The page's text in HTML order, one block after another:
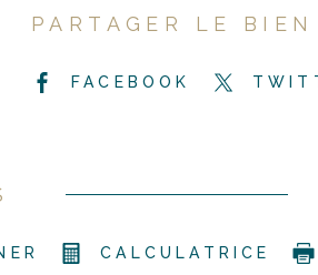
PARTAGER LE BIEN
FACEBOOK
CALCULATRICE